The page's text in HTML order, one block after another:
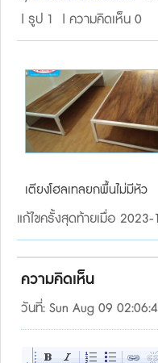
| รูป 1 | ความคิดเห็น 0
เตียงโฮลเทลยกพื้นไม่มีหัว
แก้ไขครั้งสุดท้ายเมื่อ
ความคิดเห็น
วันที่: Sun Aug 09